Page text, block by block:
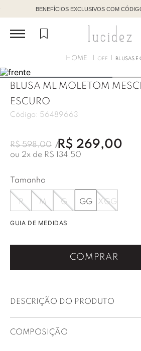
BENEFÍCIOS EXCLUSIVOS COM
OFF BLUSAS E
BLUSA ML MOLETOM
ESCURO
Código: 56489663
R$ 598,00 R$ 269,00
ou 2x de R$ 134,50
Tamanho
P M G GG XGG
GUIA DE MEDIDAS
COMPRAR
DESCRIÇÃO DO PRODUTO
COMPOSIÇÃO